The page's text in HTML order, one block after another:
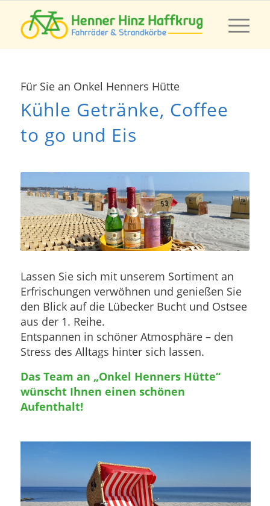
Für Sie an Onkel Henners Hütte
Kühle Getränke, Coffee
to go und Eis
Lassen Sie sich mit unserem Sortiment an
Erfrischungen verwöhnen und genießen Sie
den Blick auf die Lübecker Bucht und Ostsee
aus der 1. Reihe.
Entspannen in schöner Atmosphäre – den
Stress des Alltags hinter sich lassen.
Das Team an „Onkel Henners Hütte“
wünscht Ihnen einen schönen
Aufenthalt!